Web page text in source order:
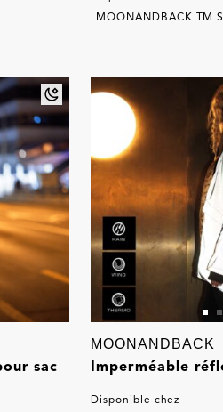
MOONANDBACK TM
sac
MOONANDBACK
Imperméable
Disponible chez